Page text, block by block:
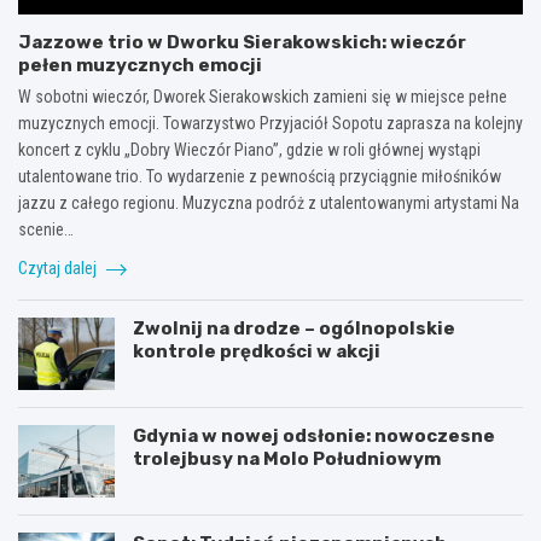
Jazzowe trio w Dworku Sierakowskich: wieczór
pełen muzycznych emocji
W sobotni wieczór, Dworek Sierakowskich zamieni się w miejsce pełne
muzycznych emocji. Towarzystwo Przyjaciół Sopotu zaprasza na kolejny
koncert z cyklu „Dobry Wieczór Piano”, gdzie w roli głównej wystąpi
utalentowane trio. To wydarzenie z pewnością przyciągnie miłośników
jazzu z całego regionu. Muzyczna podróż z utalentowanymi artystami Na
scenie…
Czytaj dalej
Zwolnij na drodze – ogólnopolskie
kontrole prędkości w akcji
Gdynia w nowej odsłonie: nowoczesne
trolejbusy na Molo Południowym